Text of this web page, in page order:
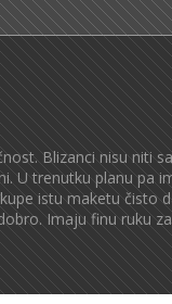
Blizanci nisu niti
U trenutku planu pa
istu maketu čisto
Imaju finu ruku